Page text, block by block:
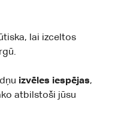
lai izceltos
izvēles iespējas,
atbilstoši jūsu